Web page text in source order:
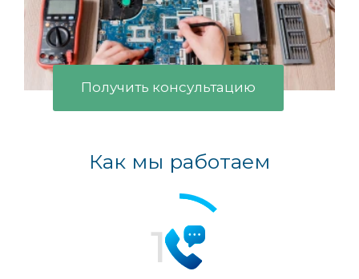
Получить консультацию
Как мы работаем